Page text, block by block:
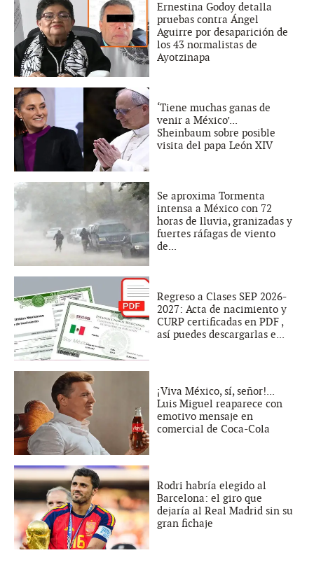
Ernestina Godoy detalla
pruebas contra Ángel
Aguirre por desaparición de
los 43 normalistas de
Ayotzinapa
‘Tiene muchas ganas de
venir a México’...
Sheinbaum sobre posible
visita del papa León XIV
Se aproxima Tormenta
intensa a México con 72
horas de lluvia, granizadas y
fuertes ráfagas de viento
de...
Regreso a Clases SEP 2026-
2027: Acta de nacimiento y
CURP certificadas en PDF ,
así puedes descargarlas e...
¡Viva México, sí, señor!...
Luis Miguel reaparece con
emotivo mensaje en
comercial de Coca-Cola
Rodri habría elegido al
Barcelona: el giro que
dejaría al Real Madrid sin su
gran fichaje